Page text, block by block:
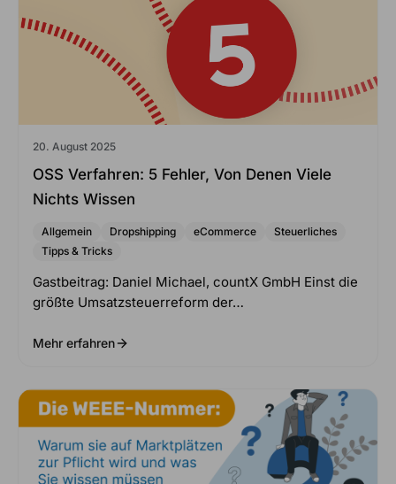
20. August 2025
OSS Verfahren: 5 Fehler, Von Denen Viele
Nichts Wissen
Allgemein Dropshipping eCommerce
Steuerliches
Tipps & Tricks
Gastbeitrag: Daniel Michael, countX GmbH Einst die
größte Umsatzsteuerreform der…
Mehr erfahren